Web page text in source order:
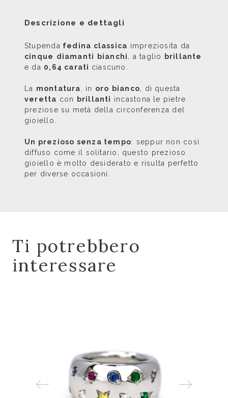
Descrizione e dettagli
Stupenda fedina classica impreziosita da
cinque diamanti bianchi , a taglio brillante
e da 0,64 carati ciascuno.
La montatura , in oro bianco , di questa
veretta con brillanti incastona le pietre
preziose su metà della circonferenza del
gioiello.
Un prezioso senza tempo: seppur non così
diffuso come il solitario, questo prezioso
gioiello è molto desiderato e risulta perfetto
per diverse occasioni.
Ti potrebbero
interessare